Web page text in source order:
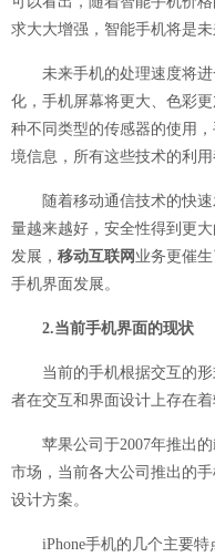
求大大增强，智能手机将是未
未来手机的处理速度将
化，手机屏幕将更大、色彩
种不同类型的传感器的使用
境信息，所有这些技术的利
随着移动通信技术的快
量越来越好，安全性得到更
发展， 移动互联网 业务更催
手机界面发展。
2.当前手机界面的现状
当前的手机根据交互的
者在交互和界面设计上存在着
苹果公司于2007年推出
市场，当前各大公司推出的
设计方案。
iPhone手机的几个主要特